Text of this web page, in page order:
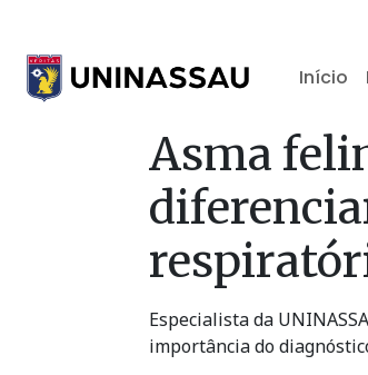
Início
Asma
Especialista da
importância do